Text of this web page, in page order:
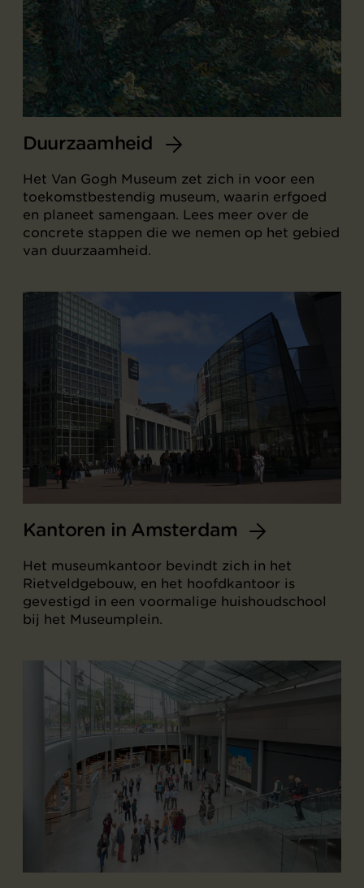
Duurzaamheid
Het Van Gogh Museum zet zich in voor een
toekomstbestendig museum, waarin erfgoed
en planeet samengaan. Lees meer over de
concrete stappen die we nemen op het gebied
van duurzaamheid.
Kantoren in Amsterdam
Het museumkantoor bevindt zich in het
Rietveldgebouw, en het hoofdkantoor is
gevestigd in een voormalige huishoudschool
bij het Museumplein.